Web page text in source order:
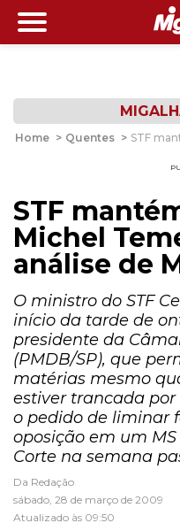
Home > Quentes > STF
STF
Michel
análise de
O ministro do STF
início da tarde de
presidente da
(PMDB/SP), que
matérias mesmo
estiver trancada
o pedido de liminar
oposição em um
Corte na semana
Da Redação
sábado, 28 de março de 2009
Atualizado às 09:50